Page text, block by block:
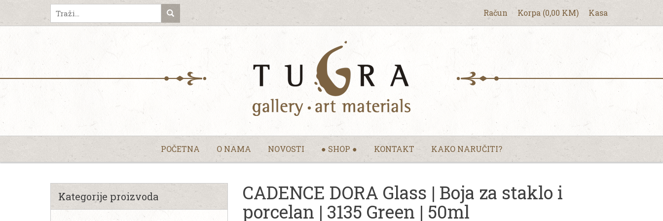
Račun Korpa (0,00 KM) Kasa
POČETNA O NAMA NOVOSTI ● SHOP ● KONTAKT KAKO NARUČITI?
CADENCE DORA Glass | Boja za staklo i
porcelan | 3135 Green | 50ml
Kategorije proizvoda